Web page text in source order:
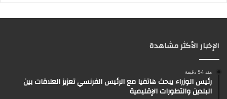
الإخبار الأكثر مشاهدة
منذ 54 دقيقة
رئيس الوزراء يبحث هاتفيا مع الرئيس الفرنسي تعزيز العلاقات بين
البلدين والتطورات الإقليمية